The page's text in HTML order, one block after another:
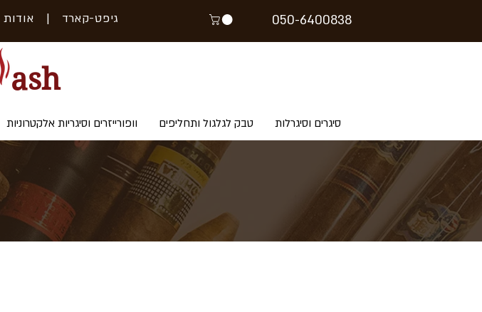
גיפט-קארד | אודות 050-6400838
ash
סיגרים וסיגרלות טבק לגלגול ותחליפים וופורייזרים וסיגריות אלקטרוניות